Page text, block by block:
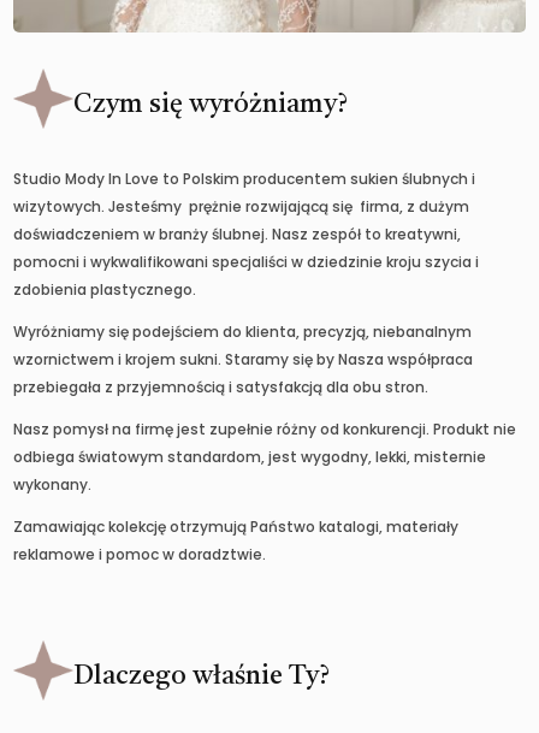
Czym się wyróżniamy?
Studio Mody In Love to Polskim producentem sukien ślubnych i
wizytowych. Jesteśmy prężnie rozwijającą się firma, z dużym
doświadczeniem w branży ślubnej. Nasz zespół to kreatywni,
pomocni i wykwalifikowani specjaliści w dziedzinie kroju szycia i
zdobienia plastycznego.
Wyróżniamy się podejściem do klienta, precyzją, niebanalnym
wzornictwem i krojem sukni. Staramy się by Nasza współpraca
przebiegała z przyjemnością i satysfakcją dla obu stron.
Nasz pomysł na firmę jest zupełnie różny od konkurencji. Produkt nie
odbiega światowym standardom, jest wygodny, lekki, misternie
wykonany.
Zamawiając kolekcję otrzymują Państwo katalogi, materiały
reklamowe i pomoc w doradztwie.
Dlaczego właśnie Ty?